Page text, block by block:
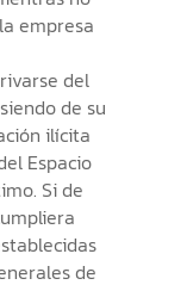
empresa
del
de su
ilícita
Espacio
Si de
de